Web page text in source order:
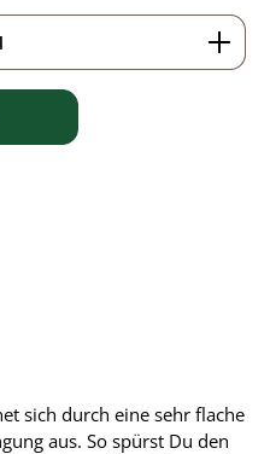
Wert ein
sich durch eine sehr flache
aus. So spürst Du den